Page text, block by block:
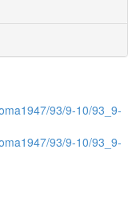
93/9-10/93_9-
93/9-10/93_9-